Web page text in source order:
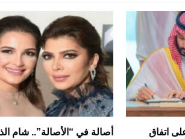
اتفاق
أصالة في “الأصالة”.. شام